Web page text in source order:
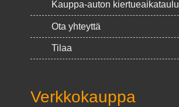
Kauppa-auton kiertueaikataulu
Ota yhteyttä
Tilaa
Verkkokauppa